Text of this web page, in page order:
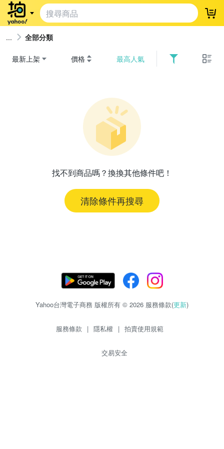
登
全部分類
最新上架 價格 最高人氣
找不到商品嗎？換換其他條件吧！
清除條件再搜尋
Yahoo台灣電子商務 版權所有 © 2026 服務條款(更新)
服務條款 | 隱私權 | 拍賣使用規範
交易安全